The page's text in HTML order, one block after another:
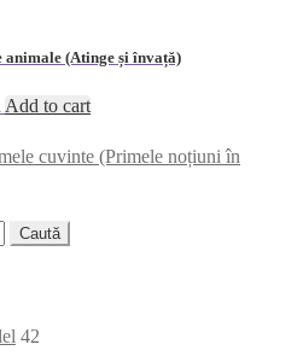
(Atinge și învață)
Add to cart
cuvinte (Primele noțiuni în
42